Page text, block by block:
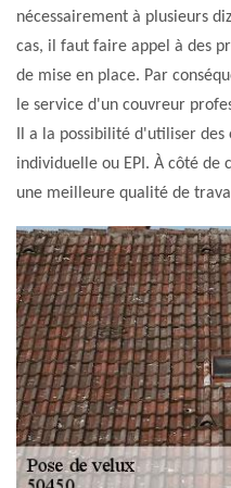
nécessairement à plusieurs
cas, il faut faire appel à des
de mise en place. Par
le service d'un couvreur
Il a la possibilité d'utiliser
individuelle ou EPI. À côté
une meilleure qualité de